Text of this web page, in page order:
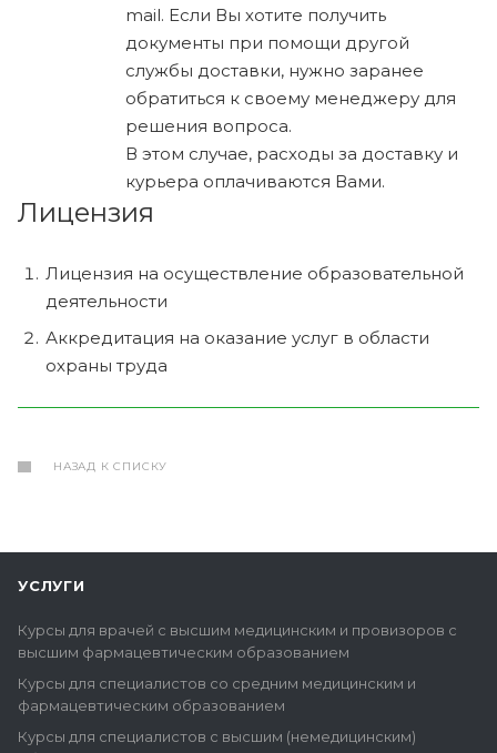
mail. Если Вы хотите получить
документы при помощи другой
службы доставки, нужно заранее
обратиться к своему менеджеру для
решения вопроса.
В этом случае, расходы за доставку и
курьера оплачиваются Вами.
Лицензия
Лицензия на осуществление образовательной
деятельности
Аккредитация на оказание услуг в области
охраны труда
НАЗАД К СПИСКУ
УСЛУГИ
Курсы для врачей с высшим медицинским и провизоров с
высшим фармацевтическим образованием
Курсы для специалистов со средним медицинским и
фармацевтическим образованием
Курсы для специалистов с высшим (немедицинским)